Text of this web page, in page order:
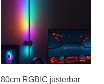
80cm RGBIC justerbar